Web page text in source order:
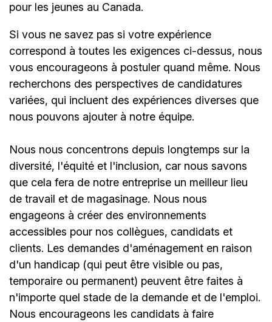
pour les jeunes au Canada.
Si vous ne savez pas si votre expérience
correspond à toutes les exigences ci-dessus, nous
vous encourageons à postuler quand même. Nous
recherchons des perspectives de candidatures
variées, qui incluent des expériences diverses que
nous pouvons ajouter à notre équipe.
Nous nous concentrons depuis longtemps sur la
diversité, l'équité et l'inclusion, car nous savons
que cela fera de notre entreprise un meilleur lieu
de travail et de magasinage. Nous nous
engageons à créer des environnements
accessibles pour nos collègues, candidats et
clients. Les demandes d'aménagement en raison
d'un handicap (qui peut être visible ou pas,
temporaire ou permanent) peuvent être faites à
n'importe quel stade de la demande et de l'emploi.
Nous encourageons les candidats à faire